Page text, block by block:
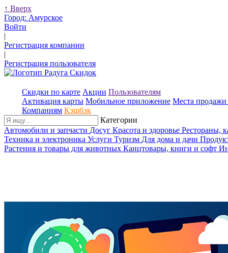
↑ Вверх
Город: Амурское
Войти
|
Регистрация компании
|
Регистрация пользователя
Скидки по карте Акции Пользователям
Активация карты Мобильное приложение Места продажи
Компаниям Кэшбэк
Категории
Автомобили и запчасти Досуг Красота и здоровье Рестораны,
Техника и электроника Услуги Туризм Для дома и дачи
Растения и товары для животных Канцтовары, книги и софт